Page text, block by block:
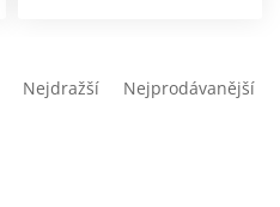
Nejdražší Nejprodávanější